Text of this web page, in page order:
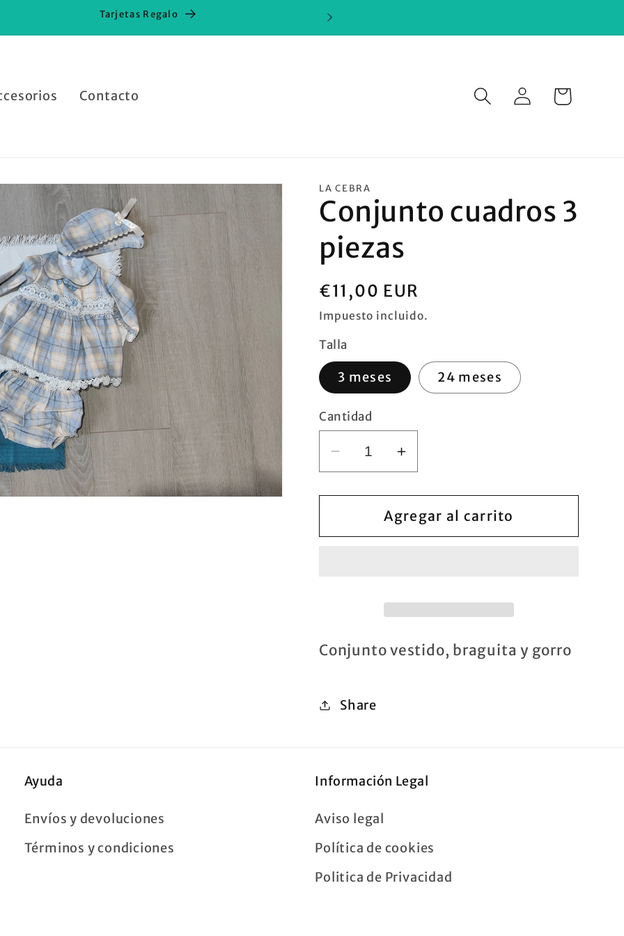
Tarjetas Regalo
Contacto
Iniciar
sesión
Carrito
LA CEBRA
Conjunto cuadros 3
piezas
Precio
habitual
€11,00 EUR
Impuesto incluido.
Talla
3 meses 24 meses
Cantidad
Reducir
cantidad
para
Conjunto
cuadros
Aumentar
cantidad
para
Conjunto
cuadros
Agregar al carrito
Conjunto vestido, braguita y gorro
Share
Ayuda
Envíos y devoluciones
Términos y condiciones
Información Legal
Aviso legal
Política de cookies
Politica de Privacidad